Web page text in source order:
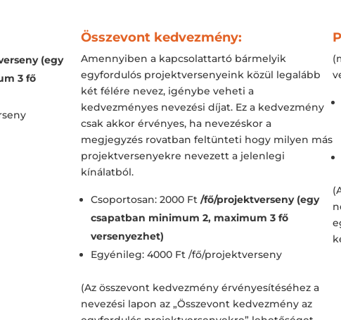
(egy
3 fő
Összevont kedvezmény:
Amennyiben a kapcsolattartó bármelyik
egyfordulós projektversenyeink közül legalább
két félére nevez, igénybe veheti a
kedvezményes nevezési díjat. Ez a kedvezmény
csak akkor érvényes, ha nevezéskor a
megjegyzés rovatban feltünteti hogy milyen más
projektversenyekre nevezett a jelenlegi
kínálatból.
Csoportosan: 2000 Ft /fő/projektverseny (egy
csapatban minimum 2, maximum 3 fő
versenyezhet)
Egyénileg: 4000 Ft /fő/projektverseny
(Az összevont kedvezmény érvényesítéséhez a
nevezési lapon az „Összevont kedvezmény az